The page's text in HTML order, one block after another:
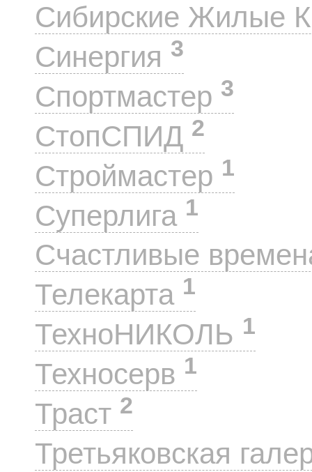
Сибирские Жилые
Синергия 3
Спортмастер 3
СтопСПИД 2
Строймастер 1
Суперлига 1
Счастливые
Телекарта 1
ТехноНИКОЛЬ 1
Техносерв 1
Траст 2
Третьяковская